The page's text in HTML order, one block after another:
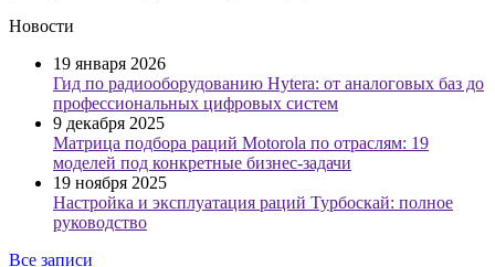
Новости
19 января 2026
Гид по радиооборудованию Hytera: от аналоговых баз до
профессиональных цифровых систем
9 декабря 2025
Матрица подбора раций Motorola по отраслям: 19
моделей под конкретные бизнес-задачи
19 ноября 2025
Настройка и эксплуатация раций Турбоскай: полное
руководство
Все записи